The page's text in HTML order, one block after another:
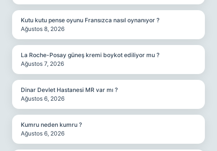
Kutu kutu pense oyunu Fransızca nasıl oynanıyor ?
Ağustos 8, 2026
La Roche-Posay güneş kremi boykot ediliyor mu ?
Ağustos 7, 2026
Dinar Devlet Hastanesi MR var mı ?
Ağustos 6, 2026
Kumru neden kumru ?
Ağustos 6, 2026